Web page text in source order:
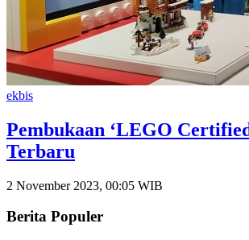
ekbis
Pembukaan ‘LEGO
Terbaru
2 November 2023, 00:05 WIB
Berita Populer